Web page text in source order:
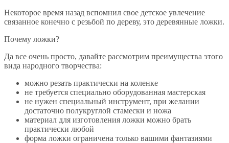
Некоторое время назад вспомнил свое детское увлечение
связанное конечно с резьбой по дереву, это деревянные ложки.
Почему ложки?
Да все очень просто, давайте рассмотрим преимущества этого
вида народного творчества:
можно резать практически на коленке
не требуется специально оборудованная мастерская
не нужен специальный инструмент, при желании
достаточно полукруглой стамески и ножа
материал для изготовления ложки можно брать
практически любой
форма ложки ограничена только вашими фантазиями